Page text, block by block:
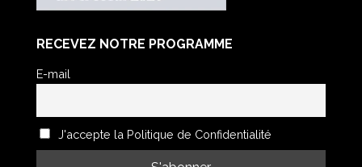
RECEVEZ NOTRE PROGRAMME
E-mail
J'accepte la Politique de Confidentialité